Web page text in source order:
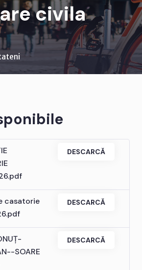
civila
DESCARCĂ
casatorie
DESCARCĂ
SOARE
DESCARCĂ